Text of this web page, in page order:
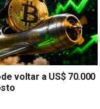
voltar a US$ 70.000